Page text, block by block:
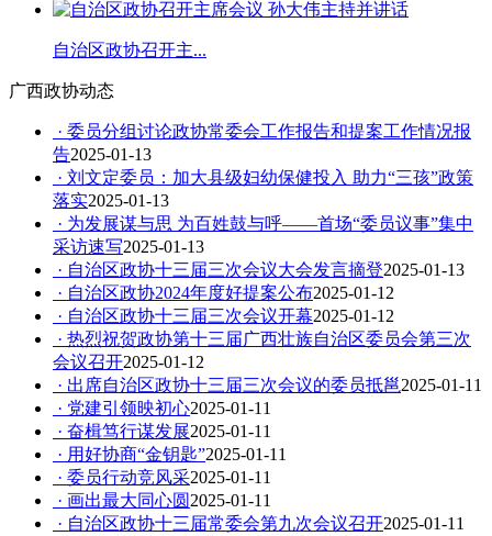
自治区政协召开主...
广西政协动态
· 委员分组讨论政协常委会工作报告和提案工作情况报
告2025-01-13
· 刘文定委员：加大县级妇幼保健投入 助力“三孩”政策
落实2025-01-13
· 为发展谋与思 为百姓鼓与呼——首场“委员议事”集中
采访速写2025-01-13
· 自治区政协十三届三次会议大会发言摘登2025-01-13
· 自治区政协2024年度好提案公布2025-01-12
· 自治区政协十三届三次会议开幕2025-01-12
· 热烈祝贺政协第十三届广西壮族自治区委员会第三次
会议召开2025-01-12
· 出席自治区政协十三届三次会议的委员抵邕2025-01-11
· 党建引领映初心2025-01-11
· 奋楫笃行谋发展2025-01-11
· 用好协商“金钥匙”2025-01-11
· 委员行动竞风采2025-01-11
· 画出最大同心圆 2025-01-11
· 自治区政协十三届常委会第九次会议召开2025-01-11